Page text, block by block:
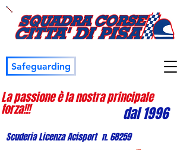
Safeguarding
La passione è la nostra principale
forza!!! dal 1996
Scuderia Licenza Acisport n. 68259